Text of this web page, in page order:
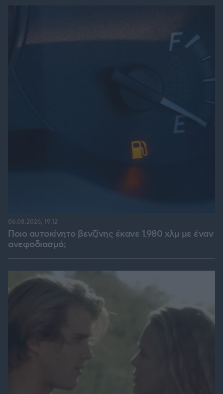
Ποιο αυτοκίνητο βενζίνης έκανε 1.980 χλμ με έναν
ανεφοδιασμό;
06.08.2026, 19:12